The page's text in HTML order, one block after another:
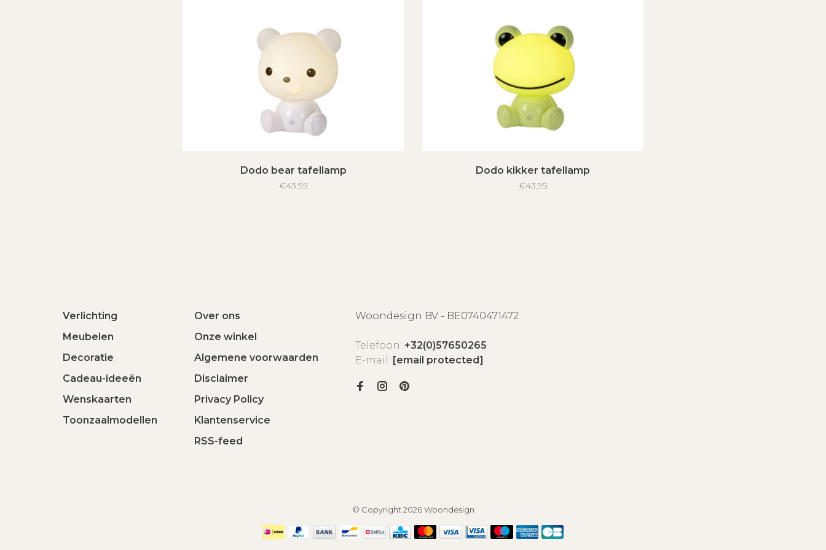
Dodo bear tafellamp
€43,95
Dodo kikker tafellamp
€43,95
Verlichting
Meubelen
Decoratie
Cadeau-ideeën
Wenskaarten
Toonzaalmodellen
Over ons
Onze winkel
Algemene voorwaarden
Disclaimer
Privacy Policy
Klantenservice
RSS-feed
Woondesign BV - BE0740471472
Telefoon: +32(0)57650265
E-mail: [email protected]
© Copyright 2026 Woondesign